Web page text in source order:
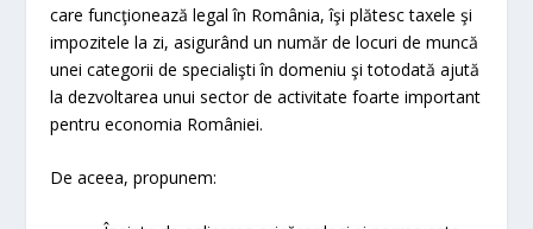
care funcţionează legal în România, îşi plătesc taxele şi
impozitele la zi, asigurând un număr de locuri de muncă
unei categorii de specialişti în domeniu şi totodată ajută
la dezvoltarea unui sector de activitate foarte important
pentru economia României.
De aceea, propunem: